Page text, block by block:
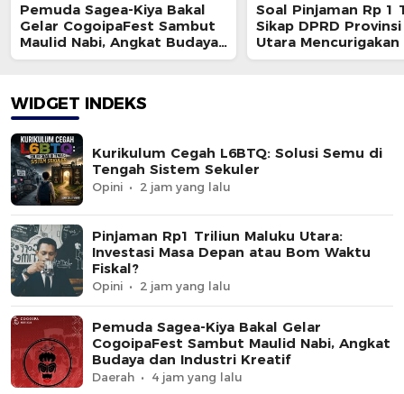
Pemuda Sagea-Kiya Bakal
Gelar CogoipaFest Sambut
Maulid Nabi, Angkat Budaya
dan Industri Kreatif
Soal Pinjaman Rp 1
Sikap DPRD
Utara Mencurigakan
WIDGET INDEKS
Kurikulum Cegah L6BTQ: Solusi Semu di
Tengah Sistem Sekuler
Opini 2 jam yang lalu
Pinjaman Rp1 Triliun Maluku Utara:
Investasi Masa Depan atau Bom Waktu
Fiskal?
Opini 2 jam yang lalu
Pemuda Sagea-Kiya Bakal Gelar
CogoipaFest Sambut Maulid Nabi, Angkat
Budaya dan Industri Kreatif
Daerah 4 jam yang lalu